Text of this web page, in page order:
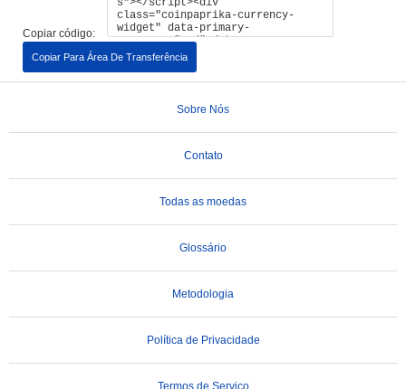
Copiar código:
Copiar Para Área De Transferência
Sobre Nós
Contato
Todas as moedas
Glossário
Metodologia
Política de Privacidade
Termos de Serviço